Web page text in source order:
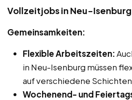
Vollzeitjobs in Neu-Isenburg
Gemeinsamkeiten:
Flexible Arbeitszeiten:
in Neu-Isenburg müssen
auf verschiedene
Wochenend- und